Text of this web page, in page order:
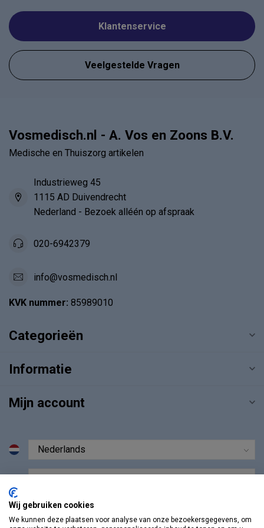
Klantenservice
Veelgestelde Vragen
Vosmedisch.nl - A. Vos en Zoons B.V.
Medische en Thuiszorg artikelen
Industrieweg 45
1115 AD Duivendrecht
Nederland - Bezoek alléén op afspraak
020-6942379
info@vosmedisch.nl
KVK nummer: 85989010
Categorieën
Informatie
Mijn account
Wij gebruiken cookies
We kunnen deze plaatsen voor analyse van onze bezoekersgegevens, om